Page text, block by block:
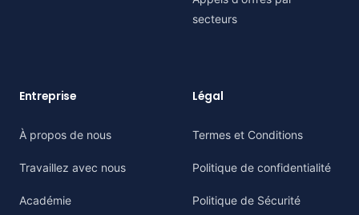
secteurs
Entreprise
À propos de nous
Travaillez avec nous
Académie
Légal
Termes et Conditions
Politique de confidentialité
Politique de Sécurité